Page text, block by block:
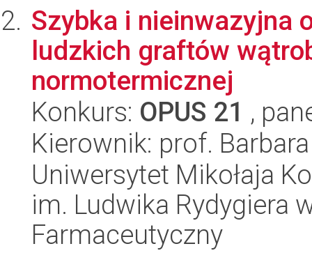
Szybka i nieinwazyjna
ludzkich graftów
normotermicznej
Konkurs: OPUS 21 ,
Kierownik: prof.
Uniwersytet Mikołaja
im. Ludwika Rydygiera
Farmaceutyczny